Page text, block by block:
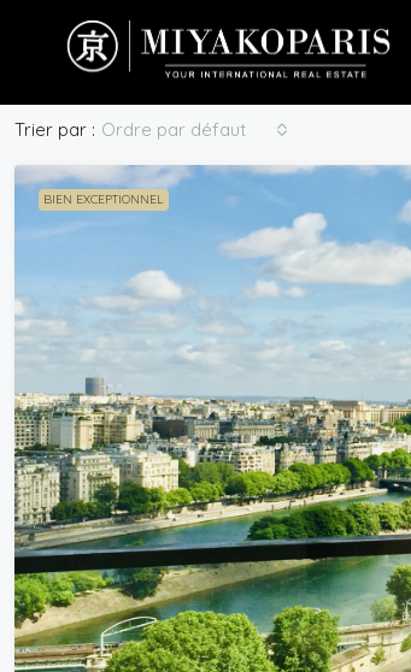
Trier par : Ordre par défaut
BIEN EXCEPTIONNEL